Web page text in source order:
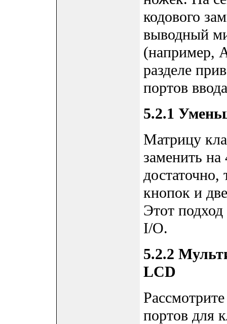
кодового
выводный
(например,
разделе
портов
5.2.1
Матрицу
заменить на
достаточно,
кнопок и
Этот
I/O.
5.2.2
LCD
портов для